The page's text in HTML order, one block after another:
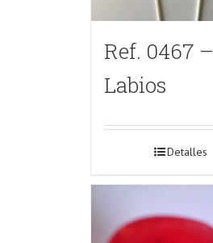
Ref. 0467 –
Labios
Detalles